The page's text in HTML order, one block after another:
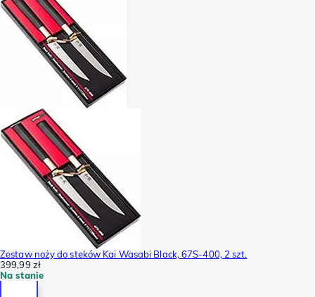
Zestaw noży do steków Kai Wasabi Black, 67S-400, 2 szt.
399,99 zł
Na stanie